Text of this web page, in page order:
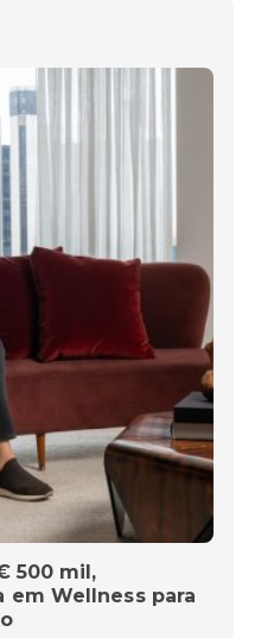
500 mil,
em Wellness para